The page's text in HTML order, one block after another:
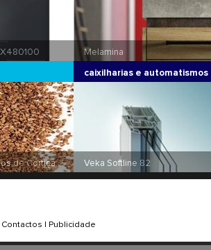
Melamina
de Cortiça
caixilharias e automatismos
Veka Softline 82
Contactos Publicidade